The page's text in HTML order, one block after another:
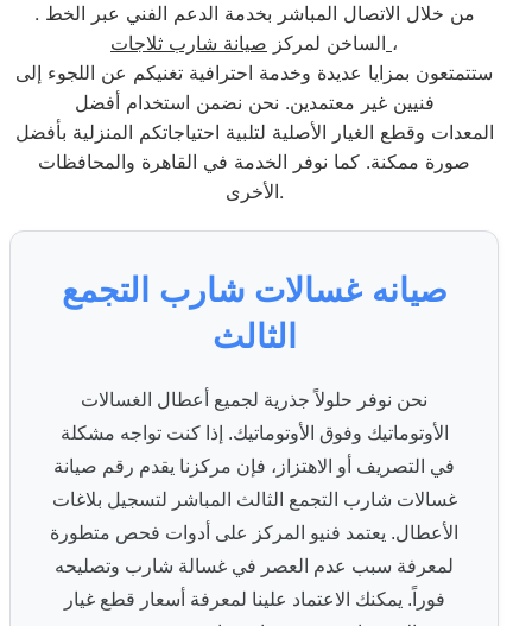
. من خلال الاتصال المباشر بخدمة الدعم الفني عبر الخط
الساخن لمركز ،
ستتمتعون بمزايا عديدة وخدمة احترافية تغنيكم عن اللجوء إلى
فنيين غير معتمدين. نحن نضمن استخدام أفضل
المعدات وقطع الغيار الأصلية لتلبية احتياجاتكم المنزلية بأفضل
صورة ممكنة. كما نوفر الخدمة في القاهرة والمحافظات
الأخرى.
صيانه غسالات شارب التجمع
الثالث
نحن نوفر حلولاً جذرية لجميع أعطال الغسالات
الأوتوماتيك وفوق الأوتوماتيك. إذا كنت تواجه مشكلة
في التصريف أو الاهتزاز، فإن مركزنا يقدم رقم صيانة
غسالات شارب التجمع الثالث المباشر لتسجيل بلاغات
الأعطال. يعتمد فنيو المركز على أدوات فحص متطورة
لمعرفة سبب عدم العصر في غسالة شارب وتصليحه
فوراً. يمكنك الاعتماد علينا لمعرفة أسعار قطع غيار